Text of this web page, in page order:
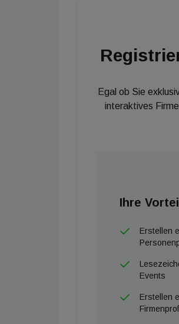
Egal ob Sie
interaktives
Ihre
Erstellen
Events
Erstellen